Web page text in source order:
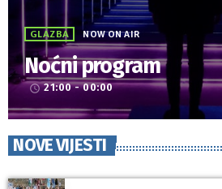
GLAZBA NOW ON AIR
Noćni program
access_time 21:00 - 00:00
NOVE VIJESTI